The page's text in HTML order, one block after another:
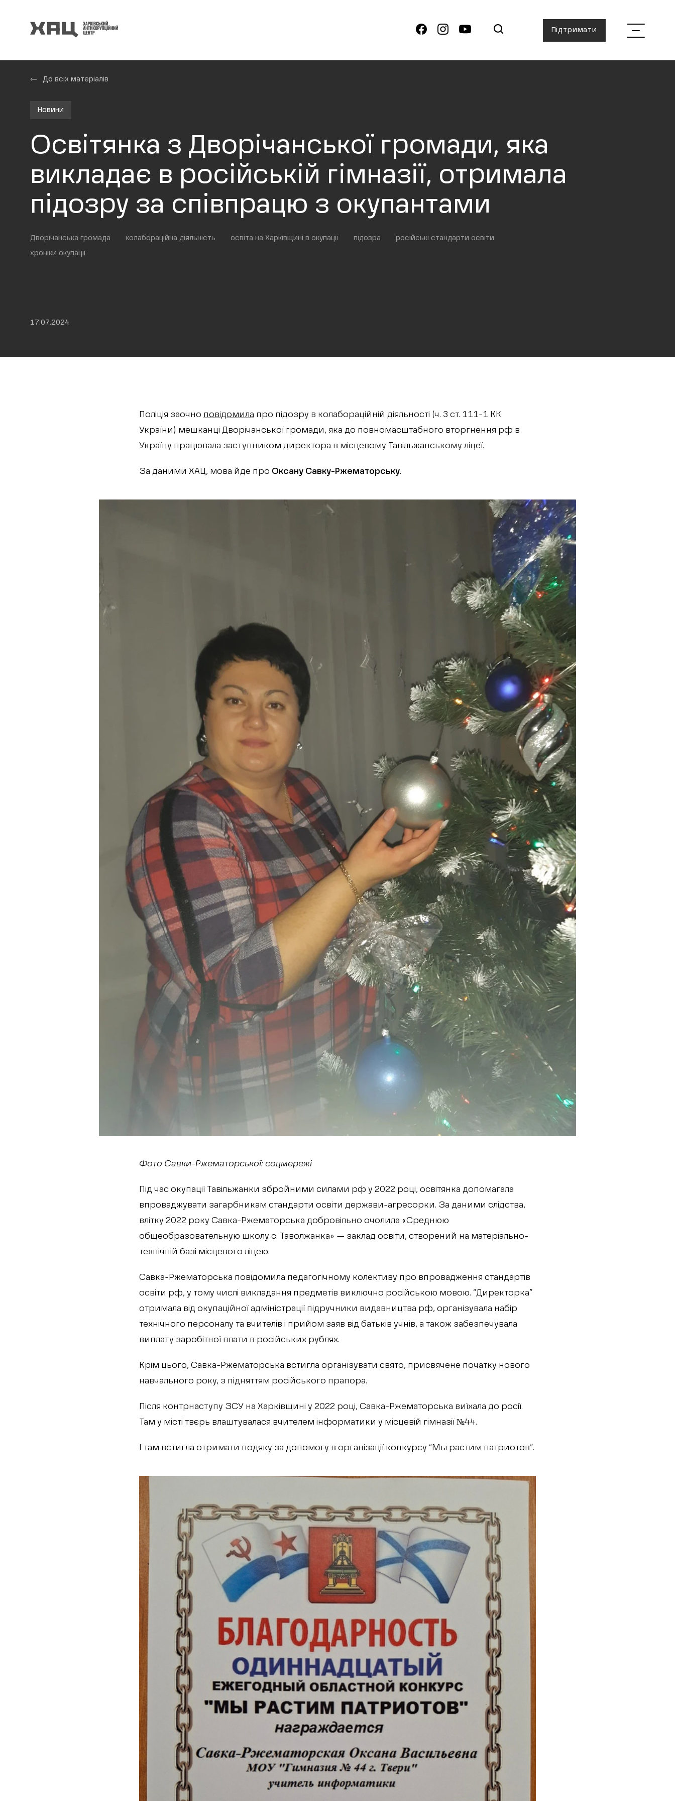
Підтримати
До всіх матеріалів
Новини
Освітянка з Дворічанської громади, яка
викладає в російській гімназії, отримала
підозру за співпрацю з окупантами
Дворічанська громада колабораційна діяльність освіта на Харківщині в окупації підозра російські стандарти освіти
хроніки окупації
17.07.2024
Поліція заочно повідомила про підозру в колабораційній діяльності (ч. 3 ст. 111-1 КК
України) мешканці Дворічанської громади, яка до повномасштабного вторгнення рф в
Україну працювала заступником директора в місцевому Тавільжанському ліцеї.
За даними ХАЦ, мова йде про Оксану Савку-Ржематорську.
Фото Савки-Ржематорської: соцмережі
Під час окупації Тавільжанки збройними силами рф у 2022 році, освітянка допомагала
впроваджувати загарбникам стандарти освіти держави-агресорки. За даними слідства,
влітку 2022 року Савка-Ржематорська добровільно очолила «Среднюю
общеобразовательную школу с. Таволжанка» — заклад освіти, створений на матеріально-
технічній базі місцевого ліцею.
Савка-Ржематорська повідомила педагогічному колективу про впровадження стандартів
освіти рф, у тому числі викладання предметів виключно російською мовою. “Директорка”
отримала від окупаційної адміністрації підручники видавництва рф, організувала набір
технічного персоналу та вчителів і прийом заяв від батьків учнів, а також забезпечувала
виплату заробітної плати в російських рублях.
Крім цього, Савка-Ржематорська встигла організувати свято, присвячене початку нового
навчального року, з підняттям російського прапора.
Після контрнаступу ЗСУ на Харківщині у 2022 році, Савка-Ржематорська виїхала до росії.
Там у місті твєрь влаштувалася вчителем інформатики у місцевій гімназії №44.
І там встигла отримати подяку за допомогу в організації конкурсу “Мы растим патриотов”.